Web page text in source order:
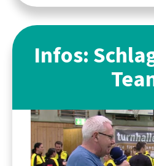
Infos: